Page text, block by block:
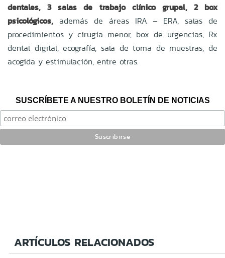
dentales, 3 salas de trabajo clínico grupal, 2 box
psicológicos, además de áreas IRA – ERA, salas de
procedimientos y cirugía menor, box de urgencias, Rx
dental digital, ecografía, sala de toma de muestras, de
acogida y estimulación, entre otras.
SUSCRÍBETE A NUESTRO BOLETÍN DE NOTICIAS
ARTÍCULOS RELACIONADOS